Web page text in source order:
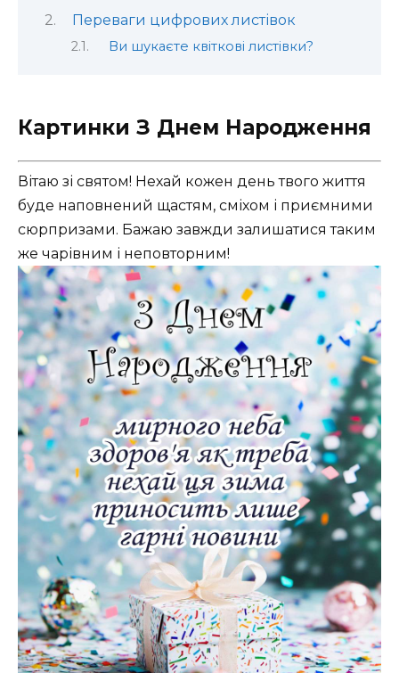
Переваги цифрових листівок
Ви шукаєте квіткові листівки?
Картинки З Днем Народження
Вітаю зі святом! Нехай кожен день твого життя
буде наповнений щастям, сміхом і приємними
сюрпризами. Бажаю завжди залишатися таким
же чарівним і неповторним!